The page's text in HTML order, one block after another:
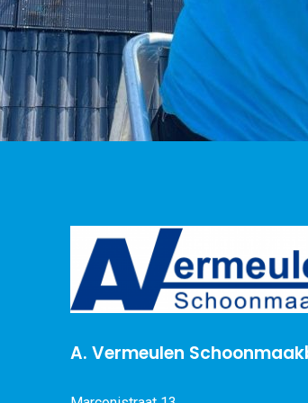
A. Vermeulen